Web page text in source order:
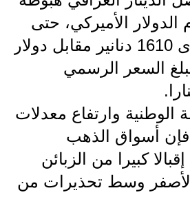
المرحلة الابتدائية
المرحلة المتوسطة
المرحلة الاعدادية
مرشحات
المرحلة الابتدائية
المرحلة المتوسطة
الدولار الأميركي، حتى
وصل إلى مستوى 1610 دنانير مقابل دولار
السعر الرسمي
الوطنية وارتفاع معدلات
فإن أسواق الذهب
كبيرا من الزبائن
وسط تحذيرات من